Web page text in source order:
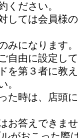
ください。
しては会員様
みになります。
自由に設定し
を第３者に教
。
た時は、店頭
お答えできま